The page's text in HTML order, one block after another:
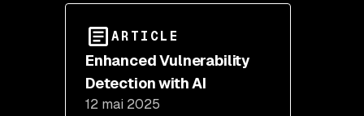
ARTICLE
Enhanced Vulnerability
Detection with AI
12 mai 2025